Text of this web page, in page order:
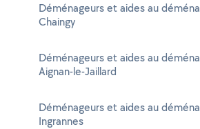
Déménageurs et aides au
Chaingy
Déménageurs et aides au
Aignan-le-Jaillard
Déménageurs et aides au
Ingrannes